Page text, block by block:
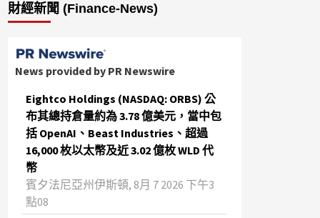
財經新聞 (Finance-News)
News provided by PR Newswire
Eightco Holdings (NASDAQ: ORBS) 公
布其總持倉量約為 3.78 億美元，當中包
括 OpenAI、Beast Industries、超過
16,000 枚以太幣及近 3.02 億枚 WLD 代
幣
賓夕法尼亞州伊斯頓, 8月 7 2026 下午3
點08